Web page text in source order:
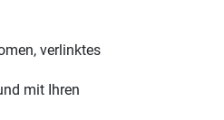
verlinktes
mit Ihren